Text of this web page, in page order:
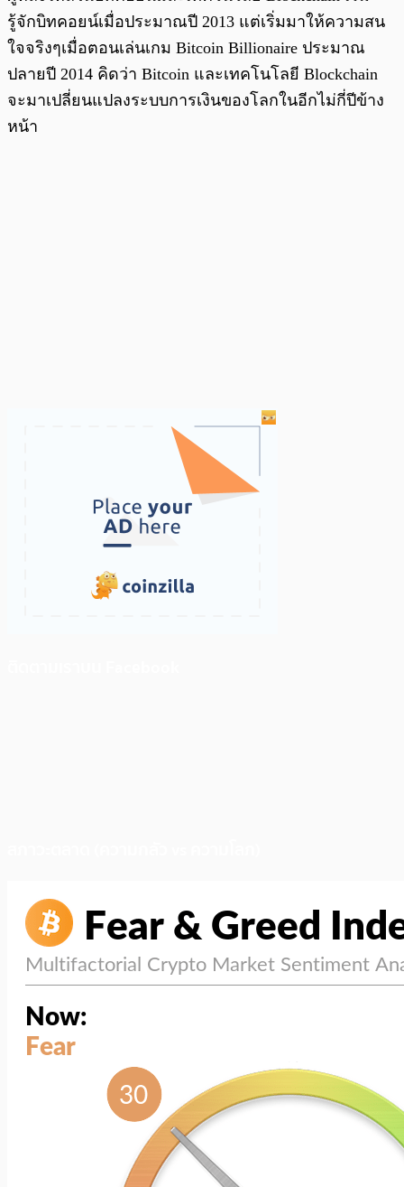
รู้จักบิทคอยน์เมื่อประมาณปี 2013 แต่เริ่มมาให้ความสน
ใจจริงๆเมื่อตอนเล่นเกม Bitcoin Billionaire ประมาณ
ปลายปี 2014 คิดว่า Bitcoin และเทคโนโลยี Blockchain
จะมาเปลี่ยนแปลงระบบการเงินของโลกในอีกไม่กี่ปีข้าง
หน้า